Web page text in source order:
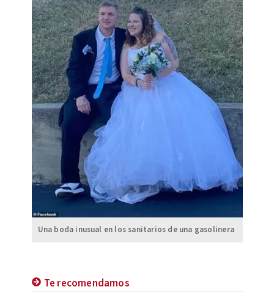
Una boda inusual en los sanitarios de una gasolinera
Te recomendamos